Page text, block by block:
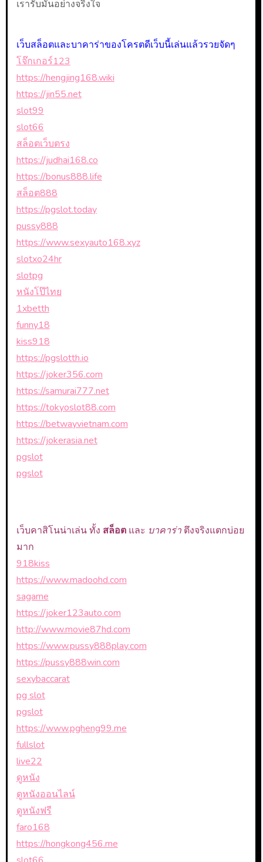
เรารับมันอย่างจริงใจ
เว็บสล็อตและบาคาร่าของโครตดีเว็บนี้เล่นแล้วรวยจัดๆ
โจ๊กเกอร์123
https://hengjing168.wiki
https://jin55.net
slot99
slot66
สล็อตเว็บตรง
https://judhai168.co
https://bonus888.life
สล็อต888
https://pgslot.today
pussy888
https://www.sexyauto168.xyz
slotxo24hr
slotpg
หนังโป๊ไทย
1xbetth
funny18
kiss918
https://pgslotth.io
https://joker356.com
https://samurai777.net
https://tokyoslot88.com
https://betwayvietnam.com
https://jokerasia.net
pgslot
pgslot
เว็บคาสิโนน่าเล่น ทั้ง สล็อตและ บาคาร่าตึงจริงแตกบ่อย
มาก
918kiss
https://www.madoohd.com
sagame
https://joker123auto.com
http://www.movie87hd.com
https://www.pussy888play.com
https://pussy888win.com
sexybaccarat
pg slot
pgslot
https://www.pgheng99.me
fullslot
live22
ดูหนัง
ดูหนังออนไลน์
ดูหนังฟรี
faro168
https://hongkong456.me